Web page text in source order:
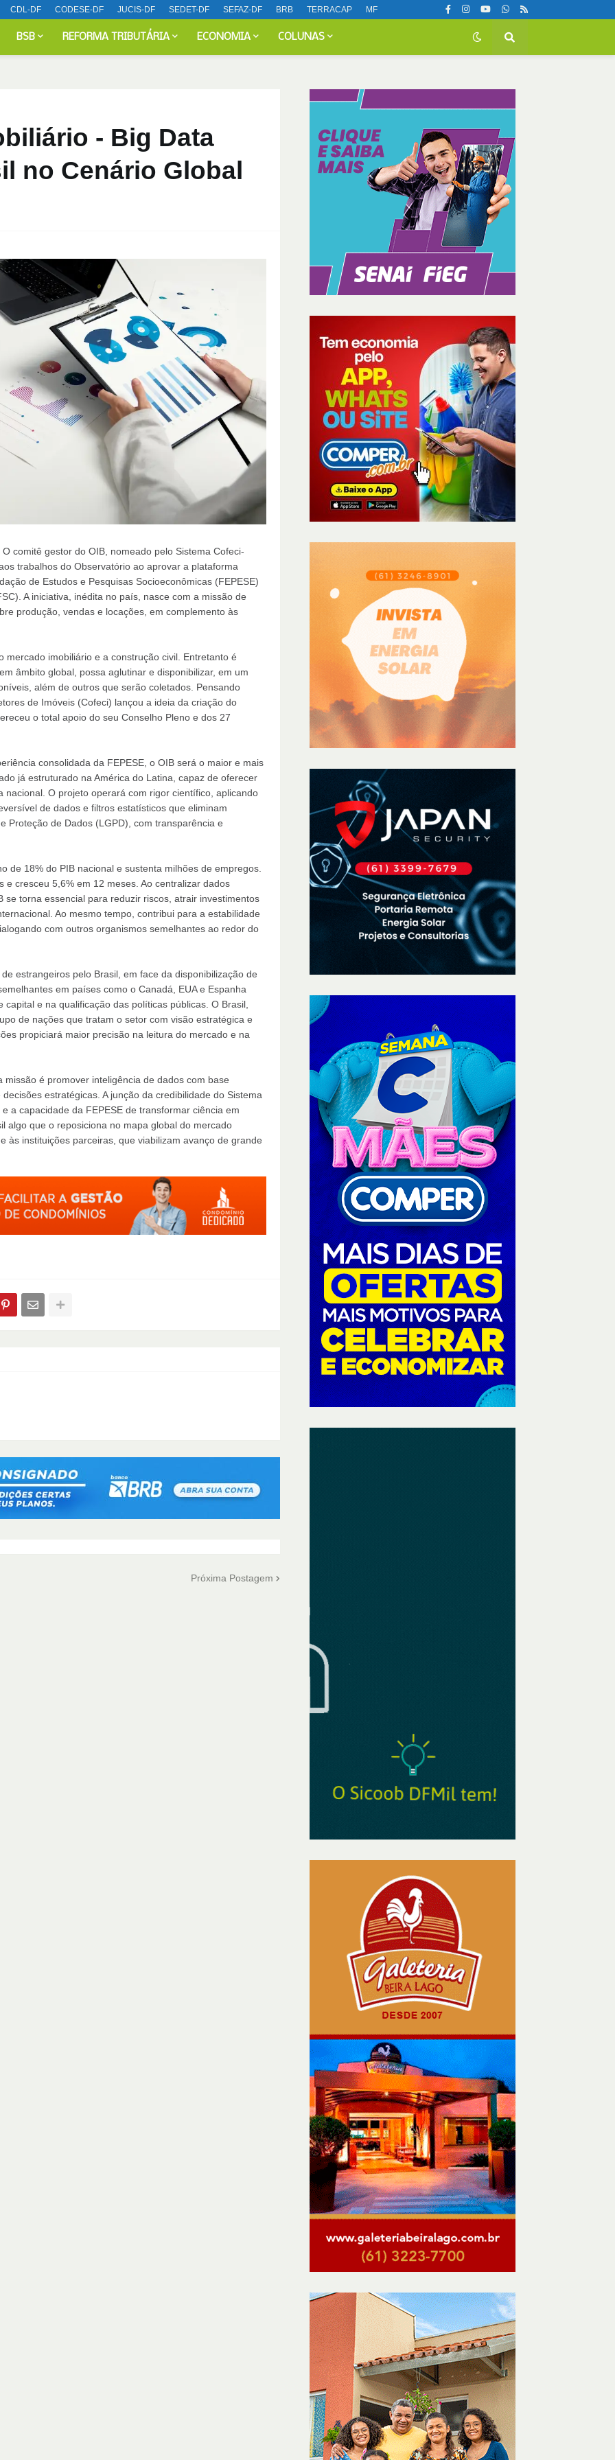
CDL-DF CODESE-DF JUCIS-DF SEDET-DF SEFAZ-DF BRB TERRACAP MF
BSB REFORMA TRIBUTÁRIA ECONOMIA COLUNAS
- Big Data
no Cenário Global
comitê gestor do OIB, nomeado pelo Sistema Cofeci-
trabalhos do Observatório ao aprovar a plataforma
de Estudos e Pesquisas Socioeconômicas (FEPESE)
A iniciativa, inédita no país, nasce com a missão de
produção, vendas e locações, em complemento às
imobiliário e a construção civil. Entretanto é
âmbito global, possa aglutinar e disponibilizar, em um
além de outros que serão coletados. Pensando
de Imóveis (Cofeci) lançou a ideia da criação do
o total apoio do seu Conselho Pleno e dos 27
consolidada da FEPESE, o OIB será o maior e mais
já estruturado na América do Latina, capaz de oferecer
O projeto operará com rigor científico, aplicando
de dados e filtros estatísticos que eliminam
Proteção de Dados (LGPD), com transparência e
de 18% do PIB nacional e sustenta milhões de empregos.
cresceu 5,6% em 12 meses. Ao centralizar dados
torna essencial para reduzir riscos, atrair investimentos
Ao mesmo tempo, contribui para a estabilidade
com outros organismos semelhantes ao redor do
estrangeiros pelo Brasil, em face da disponibilização de
em países como o Canadá, EUA e Espanha
e na qualificação das políticas públicas. O Brasil,
de nações que tratam o setor com visão estratégica e
propiciará maior precisão na leitura do mercado e na
é promover inteligência de dados com base
estratégicas. A junção da credibilidade do Sistema
a capacidade da FEPESE de transformar ciência em
algo que o reposiciona no mapa global do mercado
às instituições parceiras, que viabilizam avanço de grande
Próxima Postagem